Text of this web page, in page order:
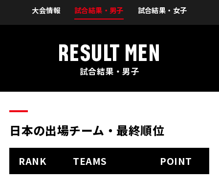
大会情報 試合結果・男子 試合結果・女子
RESULT MEN
試合結果・男子
日本の出場チーム・最終順位
RANK TEAMS POINT